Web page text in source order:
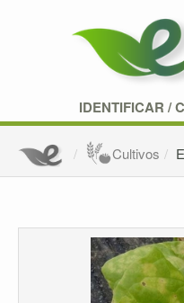
IDENTIFICAR /
Cultivos